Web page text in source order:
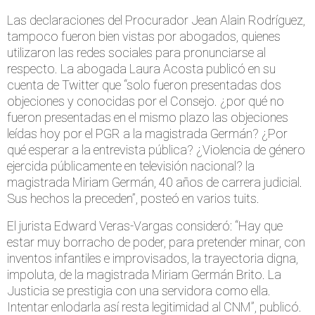
Las declaraciones del Procurador Jean Alain Rodríguez,
tampoco fueron bien vistas por abogados, quienes
utilizaron las redes sociales para pronunciarse al
respecto. La abogada Laura Acosta publicó en su
cuenta de Twitter que “solo fueron presentadas dos
objeciones y conocidas por el Consejo. ¿por qué no
fueron presentadas en el mismo plazo las objeciones
leídas hoy por el PGR a la magistrada Germán? ¿Por
qué esperar a la entrevista pública? ¿Violencia de género
ejercida públicamente en televisión nacional? la
magistrada Miriam Germán, 40 años de carrera judicial.
Sus hechos la preceden”, posteó en varios tuits.
El jurista Edward Veras-Vargas consideró: “Hay que
estar muy borracho de poder, para pretender minar, con
inventos infantiles e improvisados, la trayectoria digna,
impoluta, de la magistrada Miriam Germán Brito. La
Justicia se prestigia con una servidora como ella.
Intentar enlodarla así resta legitimidad al CNM”, publicó.